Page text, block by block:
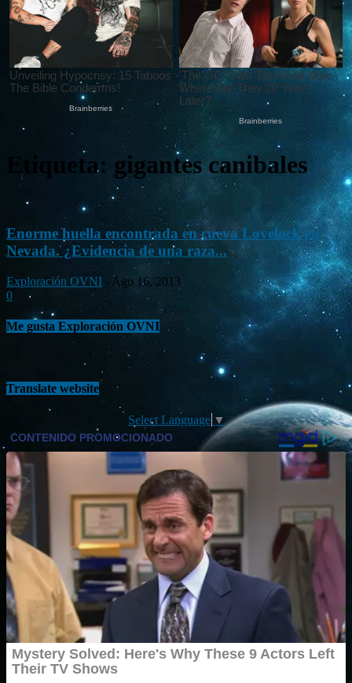
Etiqueta: gigantes canibales
Enorme huella encontrada en cueva Lovelock en
Nevada. ¿Evidencia de una raza...
Exploración OVNI - Ago 16, 2013
0
Me gusta Exploración OVNI
Translate website
Select Language ▼